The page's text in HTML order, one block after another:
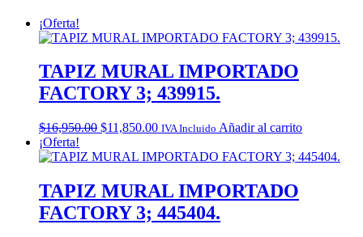
¡Oferta!
TAPIZ MURAL IMPORTADO
FACTORY 3; 439915.
$16,950.00 Original
was:
$11,850.00Current
is:
IVA Incluido Añadir al carrito
¡Oferta!
TAPIZ MURAL IMPORTADO
FACTORY 3; 445404.